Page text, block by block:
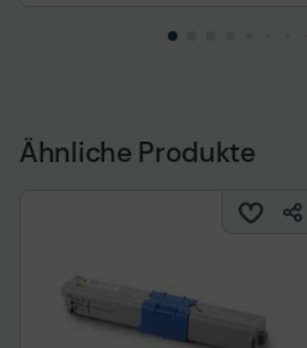
Ähnliche Produkte